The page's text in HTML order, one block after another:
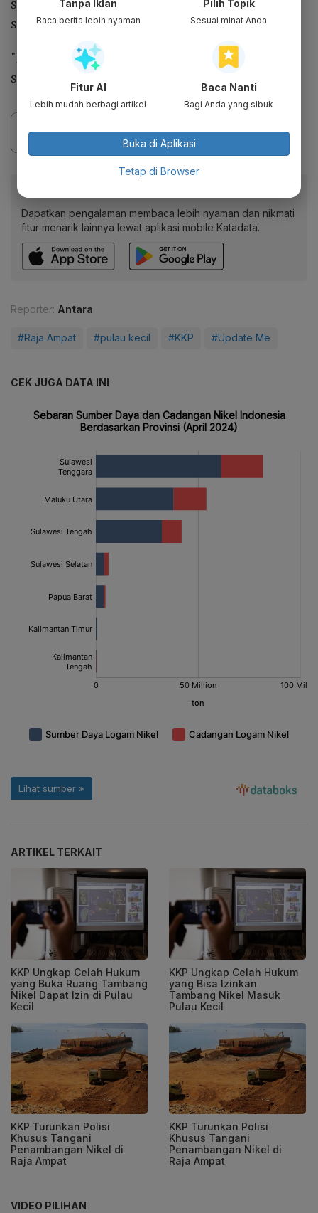
sektor pariwisata.
"Karena di situ ada koral, lamun, ikan dan
sebagainya," kata Aris pula.
Dapatkan pengalaman membaca lebih nyaman dan nikmati
fitur menarik lainnya lewat aplikasi mobile Katadata.
Reporter: Antara
#Raja Ampat #pulau kecil #KKP #Update Me
CEK JUGA DATA INI
ARTIKEL TERKAIT
KKP Ungkap Celah Hukum
yang Buka Ruang Tambang
Nikel Dapat Izin di Pulau
Kecil
KKP Ungkap Celah Hukum
yang Bisa Izinkan
Tambang Nikel Masuk
Pulau Kecil
KKP Turunkan Polisi
Khusus Tangani
Penambangan Nikel di
Raja Ampat
KKP Turunkan Polisi
Khusus Tangani
Penambangan Nikel di
Raja Ampat
VIDEO PILIHAN
Tanpa Iklan
Baca berita lebih nyaman
Pilih Topik
Sesuai minat Anda
Fitur AI
Lebih mudah berbagi artikel
Baca Nanti
Bagi Anda yang sibuk
Buka di Aplikasi
Tetap di Browser